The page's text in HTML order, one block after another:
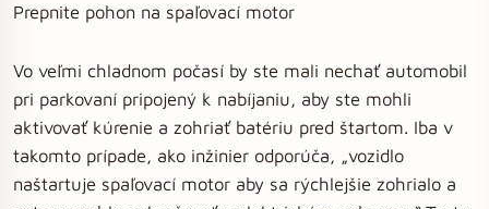
Prepnite pohon na spaľovací motor
Vo veľmi chladnom počasí by ste mali nechať automobil
pri parkovaní pripojený k nabíjaniu, aby ste mohli
aktivovať kúrenie a zohriať batériu pred štartom. Iba v
takomto prípade, ako inžinier odporúča, „vozidlo
naštartuje spaľovací motor aby sa rýchlejšie zohrialo a